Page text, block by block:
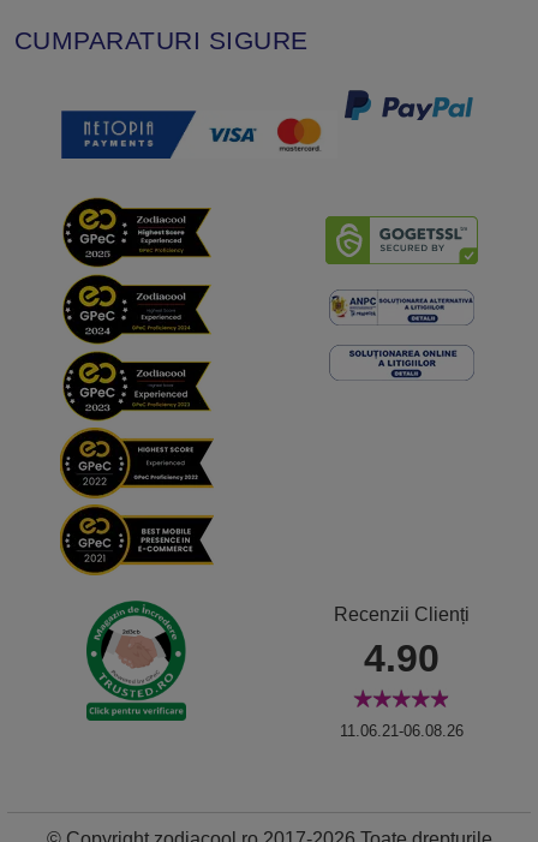
CUMPARATURI SIGURE
Recenzii Clienți
4.90
11.06.21-06.08.26